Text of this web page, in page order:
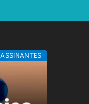
ASSINANTES